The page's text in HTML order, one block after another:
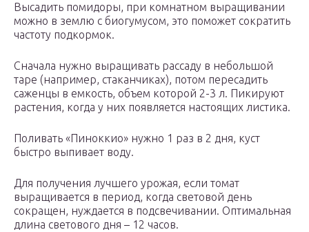
Высадить помидоры, при комнатном выращивании
можно в землю с биогумусом, это поможет сократить
частоту подкормок.
Сначала нужно выращивать рассаду в небольшой
таре (например, стаканчиках), потом пересадить
саженцы в емкость, объем которой 2-3 л. Пикируют
растения, когда у них появляется настоящих листика.
Поливать «Пиноккио» нужно 1 раз в 2 дня, куст
быстро выпивает воду.
Для получения лучшего урожая, если томат
выращивается в период, когда световой день
сокращен, нуждается в подсвечивании. Оптимальная
длина светового дня – 12 часов.